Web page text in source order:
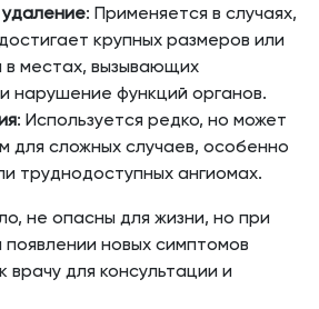
удаление: Применяется в случаях,
крупных размеров или
в местах, вызывающих
нарушение функций органов.
: Используется редко, но может
для сложных случаев, особенно
труднодоступных ангиомах.
не опасны для жизни, но при
новых симптомов
врачу для консультации и